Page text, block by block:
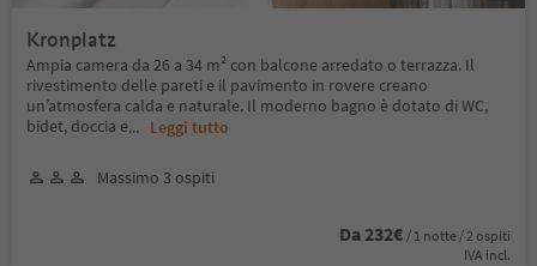
Kronplatz
Ampia camera da 26 a 34 m² con balcone arredato o terrazza. Il
rivestimento delle pareti e il pavimento in rovere creano
un’atmosfera calda e naturale. Il moderno bagno è dotato di WC,
bidet, doccia e... Leggi tutto
Massimo 3 ospiti
Da 232€ / 1 notte / 2 ospiti
IVA incl.